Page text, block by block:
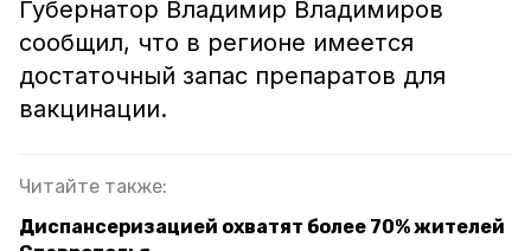
Губернатор Владимир Владимиров
сообщил, что в регионе имеется
достаточный запас препаратов для
вакцинации.
Читайте также:
Диспансеризацией охватят более 70% жителей